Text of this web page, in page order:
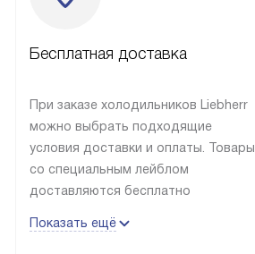
Бесплатная доставка
При заказе холодильников Liebherr
можно выбрать подходящие
условия доставки и оплаты. Товары
со специальным лейблом
доставляются бесплатно
до подъезда, выезд за МКАД
Показать ещё